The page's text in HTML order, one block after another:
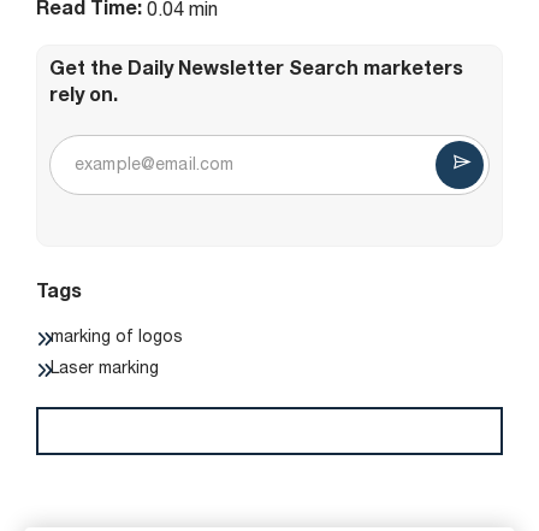
Read Time: 0.04 min
Get the Daily Newsletter Search marketers
rely on.
Tags
marking of logos
Laser marking